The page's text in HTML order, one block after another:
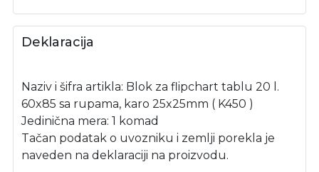
Deklaracija
Naziv i šifra artikla: Blok za flipchart tablu 20 l.
60x85 sa rupama, karo 25x25mm ( K450 )
Jedinična mera: 1 komad
Tačan podatak o uvozniku i zemlji porekla je
naveden na deklaraciji na proizvodu.